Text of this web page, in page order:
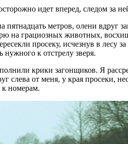
идет вперед, следом за
пятнадцать метров, олени вдруг
на грациозных животных,
просеку, исчезнув в лесу
нужного к отстрелу зверя.
крики загонщиков. Я
слева от меня, у края просеки,
номерам.